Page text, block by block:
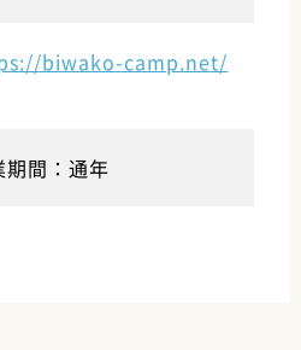
biwako-camp.net/
期間：通年